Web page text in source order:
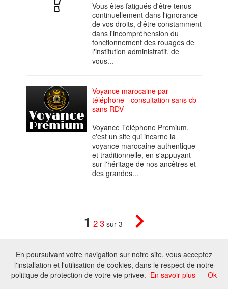
Vous êtes fatigués d'être tenus
continuellement dans l'ignorance
de vos droits, d'être constamment
dans l'incompréhension du
fonctionnement des rouages de
l'institution administratif, de
vous...
Voyance marocaine par
téléphone - consultation sans cb
sans RDV
Voyance Téléphone Premium,
c'est un site qui incarne la
voyance marocaine authentique
et traditionnelle, en s'appuyant
sur l'héritage de nos ancêtres et
des grandes...
1 23sur 3
FontAwesome
Tous droits réservés - Toute reproduction du contenu de ce site, même
partielle, est interdite sans accord du propriétaire.
En poursuivant votre navigation sur notre site, vous acceptez
l'installation et l'utilisation de cookies, dans le respect de notre
politique de protection de votre vie privee. En savoir plus Ok